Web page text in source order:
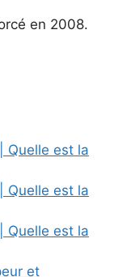
en 2008.
Quelle est la
Quelle est la
Quelle est la
et